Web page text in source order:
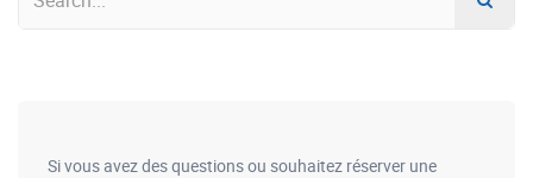
Si vous avez des questions ou souhaitez réserver une